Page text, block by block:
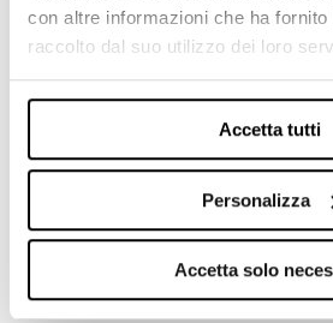
con altre informazioni che ha
raccolto dal suo utilizzo dei loro
Accetta tutti
Personalizza
Accetta solo
Creiamo davide su Facebook
Come si creano le
Di tutte le caratteristiche
conto solamente di quelle
a :
il tuo prodotto